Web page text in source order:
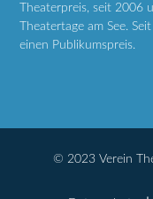
Theaterpreis, seit 2006
Theatertage am See.
einen Publikumspreis.
© 2023 Verein